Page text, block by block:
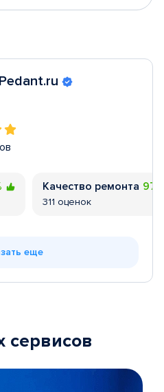
Качество ремонта
311 оценок
еще
сервисов